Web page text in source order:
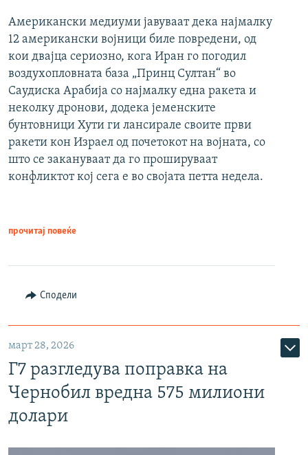
Американски медиуми јавуваат дека најмалку
12 американски војници биле повредени, од
кои двајца сериозно, кога Иран го погодил
воздухопловната база „Принц Султан“ во
Саудиска Арабија со најмалку една ракета и
неколку дронови, додека јеменските
бунтовници Хути ги лансирале своите први
ракети кон Израел од почетокот на војната, со
што се закануваат да го прошируваат
конфликтот кој сега е во својата петта недела.
прочитај повеќе
Сподели
март 28, 2026
Г7 разгледува поправка на
Чернобил вредна 575 милиони
долари